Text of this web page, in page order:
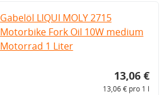
Gabelöl LIQUI MOLY 2715
Motorbike Fork Oil 10W medium
Motorrad 1 Liter
13,06 €
13,06 € pro 1 l